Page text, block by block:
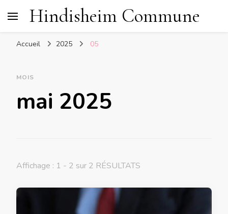
Hindisheim Commune
Accueil 2025 05
MOIS
mai 2025
Affichage : 1 - 2 sur 2 RÉSULTATS